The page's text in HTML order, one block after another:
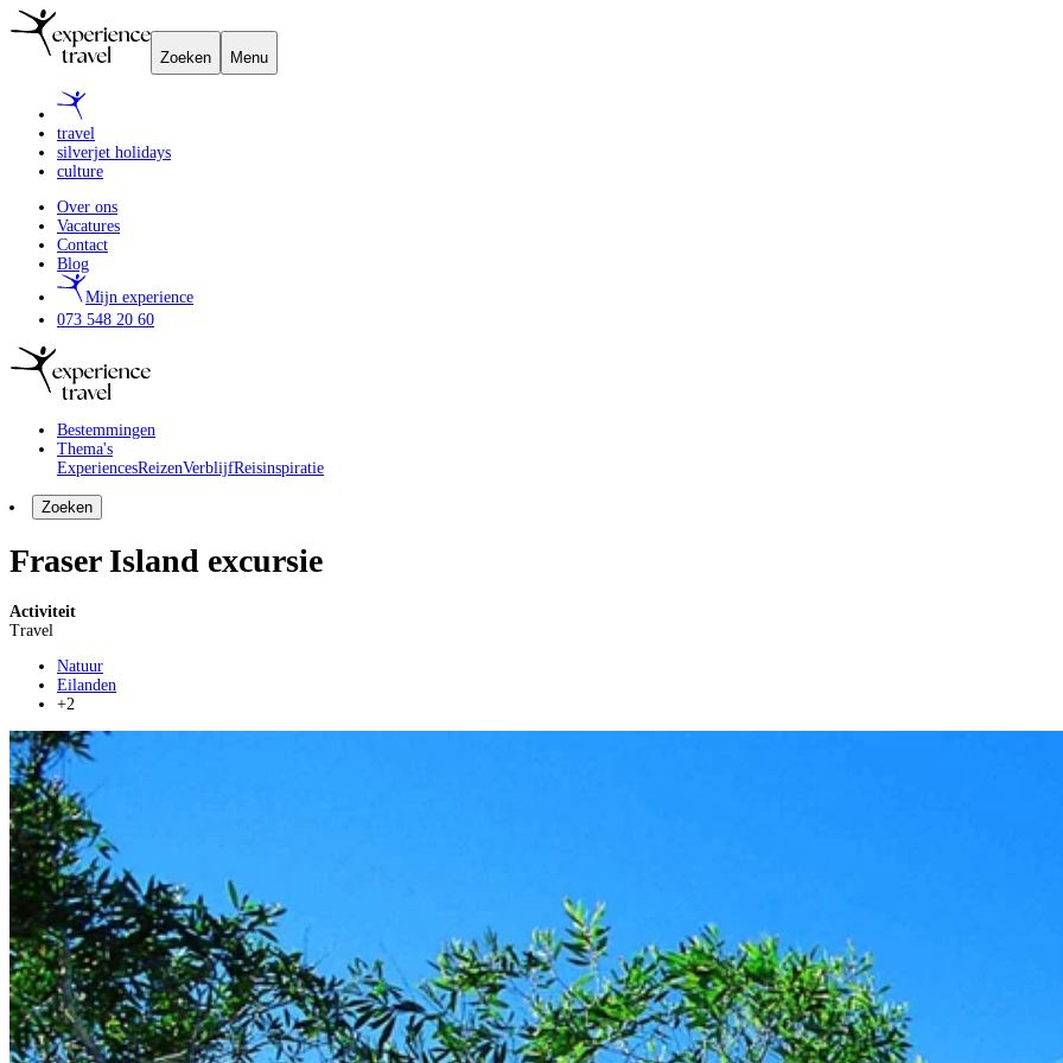
Zoeken Menu
travel
silverjet holidays
culture
Over ons
Vacatures
Contact
Blog
Mijn experience
073 548 20 60
Bestemmingen
Thema's
ExperiencesReizenVerblijfReisinspiratie
Zoeken
Fraser Island excursie
Activiteit
Travel
Natuur
Eilanden
+2